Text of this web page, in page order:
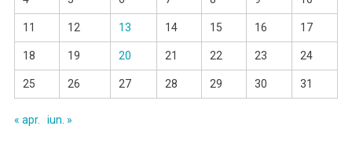
11 12 13 14 15 16 17
18 19 20 21 22 23 24
25 26 27 28 29 30 31
« apr. iun. »